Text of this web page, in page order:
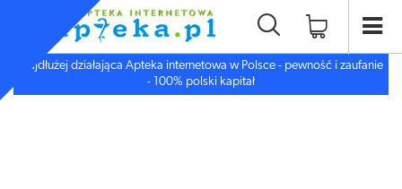
Najdłużej działająca Apteka internetowa w Polsce - pewność i zaufanie
- 100% polski kapitał